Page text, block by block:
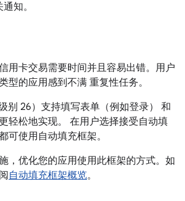
知。
用卡交易需要时间并且容易出错。用户
型的应用感到不满 重复性任务。
别 26）支持填写表单（例如登录） 和
轻松地实现。 在用户选择接受自动填
可使用自动填充框架。
，优化您的应用使用此框架的方式。如
自动填充框架概览。